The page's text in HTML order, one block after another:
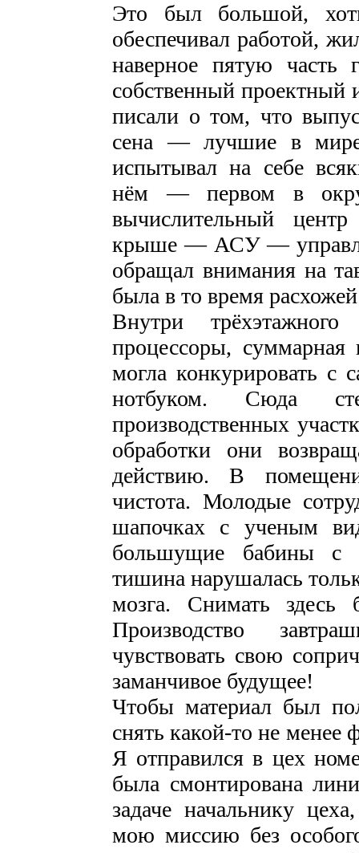
Это был большой,
обеспечивал работой,
наверное пятую
собственный проектный
писали о том, что
сена — лучшие в
испытывал на себе
нём — первом в
вычислительный
крыше — АСУ —
обращал внимания на
была в то время
Внутри
процессоры, суммарная
могла конкурировать с
нотбуком. Сюда
производственных
обработки они
действию. В
чистота. Молодые
шапочках с ученым
большущие бабины с
тишина нарушалась
мозга. Снимать здесь
Производство
чувствовать свою
заманчивое будущее!
Чтобы материал был
снять какой-то не менее
Я отправился в цех
была смонтирована
задаче начальнику
мою миссию без